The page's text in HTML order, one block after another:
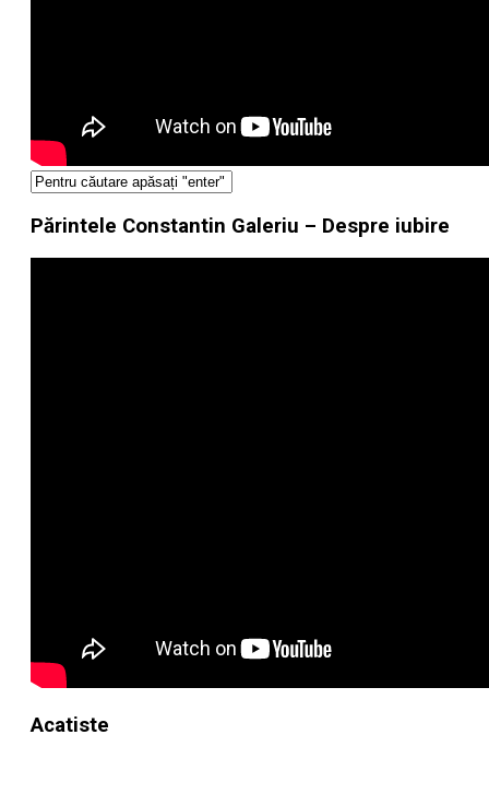
Părintele Constantin Galeriu – Despre iubire
Acatiste